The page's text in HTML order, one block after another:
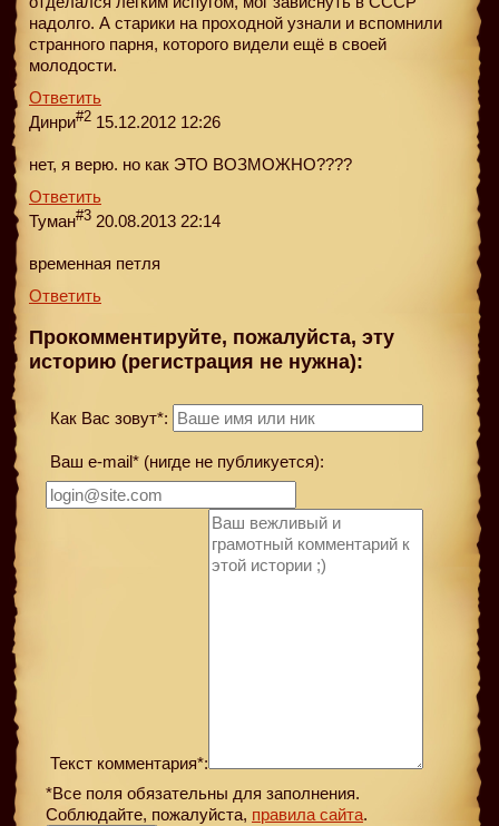
надолго. А старики на проходной узнали и вспомнили
странного парня, которого видели ещё в своей
молодости.
Ответить
Динри#2 15.12.2012 12:26
нет, я верю. но как ЭТО ВОЗМОЖНО????
Ответить
Туман#3 20.08.2013 22:14
временная петля
Ответить
Прокомментируйте, пожалуйста, эту
историю (регистрация не нужна):
Как Вас зовут*:
Ваш e-mail* (нигде не публикуется):
Текст комментария*:
*Все поля обязательны для заполнения.
Соблюдайте, пожалуйста, правила сайта.